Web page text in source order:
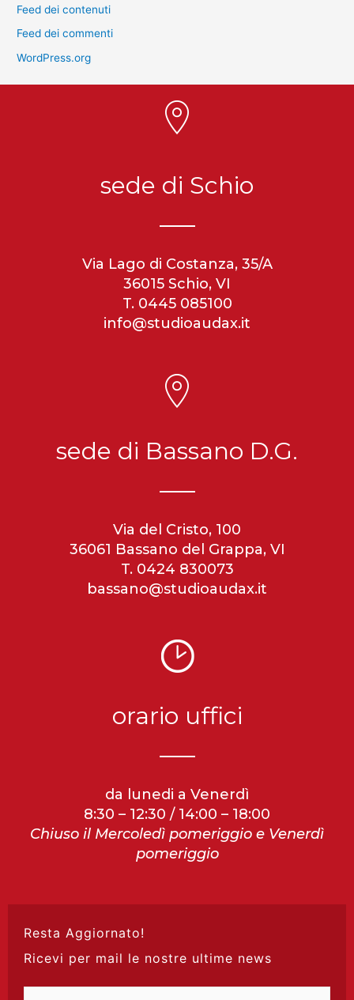
Feed dei contenuti
Feed dei commenti
WordPress.org
sede di Schio
Via Lago di Costanza, 35/A
36015 Schio, VI
T. 0445 085100
info@studioaudax.it
sede di Bassano D.G.
Via del Cristo, 100
36061 Bassano del Grappa, VI
T. 0424 830073
bassano@studioaudax.it
orario uffici
da lunedi a Venerdì
8:30 – 12:30 / 14:00 – 18:00
Chiuso il Mercoledì pomeriggio e Venerdì
pomeriggio
Resta Aggiornato!
Ricevi per mail le nostre ultime news